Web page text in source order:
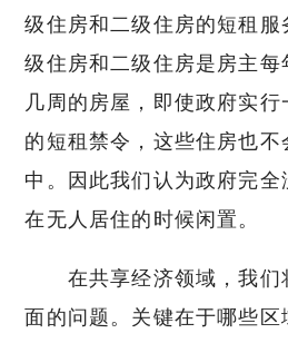
级住房和二级住房的短租
级住房和二级住房是房主
几周的房屋，即使政府实
的短租禁令，这些住房也不
中。因此我们认为政府完
在无人居住的时候闲置。
在共享经济领域，我们
面的问题。关键在于哪些